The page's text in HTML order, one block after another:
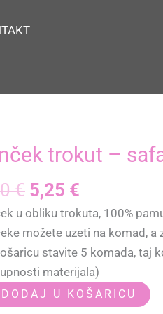
trokut –
€ Izvorna
cijena
bila
je:
7,00 €.
5,25 €
cijena
je:
5,25 €.
u obliku trokuta, 100%
možete uzeti na komad,
stavite 5 komada, taj
materijala)
DODAJ U KOŠARICU